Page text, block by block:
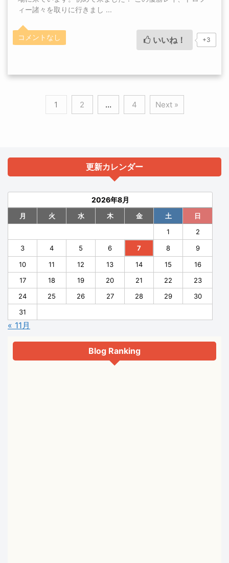
ィー諸々を取りに行きまし ...
コメントなし いいね！ +3
1 2 … 4 Next »
更新カレンダー
2026年8月
月 火 水 木 金 土
日
1
2
3
4 5 6 7 8
9
10
11 12 13 14 15
16
17
18 19 20 21 22
23
24
25 26 27 28 29
30
31
« 11月
Blog Ranking